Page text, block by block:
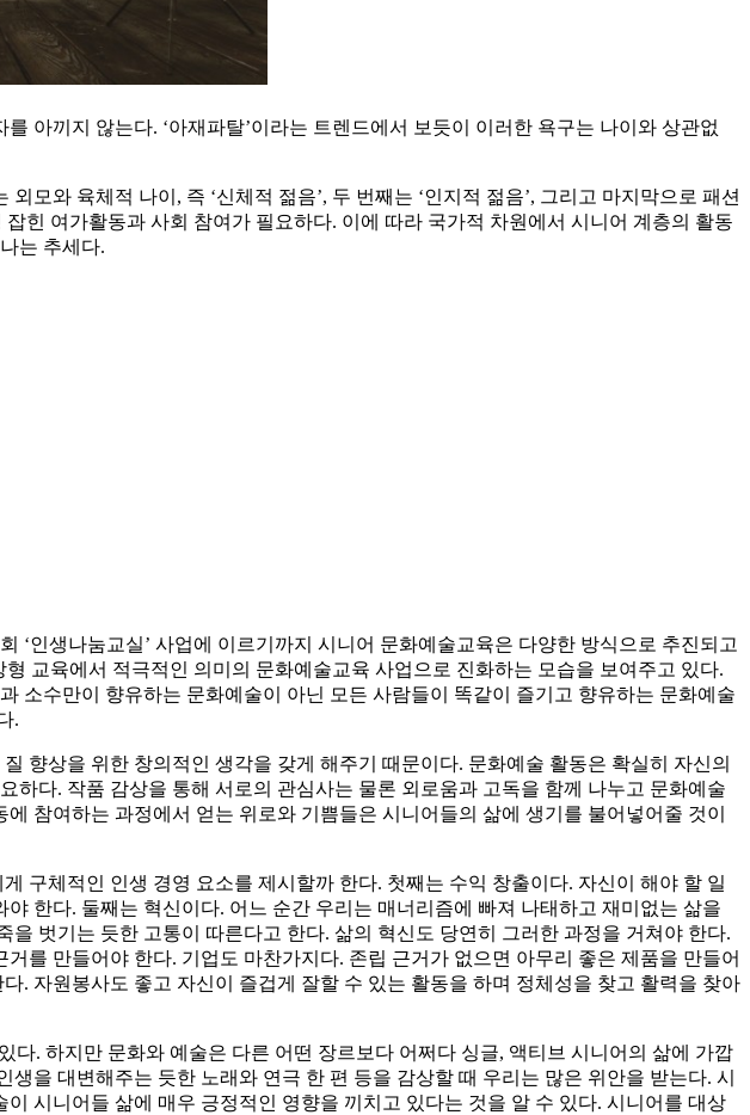
아끼지 않는다. ‘아재파탈’이라는 트렌드에서 보듯이 이러한 욕구는 나이와 상관없
모와 육체적 나이, 즉 ‘신체적 젊음’, 두 번째는 ‘인지적 젊음’, 그리고 마지막으로 패션
힌 여가활동과 사회 참여가 필요하다. 이에 따라 국가적 차원에서 시니어 계층의 활동
는 추세다.
‘인생나눔교실’ 사업에 이르기까지 시니어 문화예술교육은 다양한 방식으로 추진되고
교육에서 적극적인 의미의 문화예술교육 사업으로 진화하는 모습을 보여주고 있다.
소수만이 향유하는 문화예술이 아닌 모든 사람들이 똑같이 즐기고 향유하는 문화예술
.
향상을 위한 창의적인 생각을 갖게 해주기 때문이다. 문화예술 활동은 확실히 자신의
다. 작품 감상을 통해 서로의 관심사는 물론 외로움과 고독을 함께 나누고 문화예술
참여하는 과정에서 얻는 위로와 기쁨들은 시니어들의 삶에 생기를 불어넣어줄 것이
구체적인 인생 경영 요소를 제시할까 한다. 첫째는 수익 창출이다. 자신이 해야 할 일
한다. 둘째는 혁신이다. 어느 순간 우리는 매너리즘에 빠져 나태하고 재미없는 삶을
벗기는 듯한 고통이 따른다고 한다. 삶의 혁신도 당연히 그러한 과정을 거쳐야 한다.
를 만들어야 한다. 기업도 마찬가지다. 존립 근거가 없으면 아무리 좋은 제품을 만들어
. 자원봉사도 좋고 자신이 즐겁게 잘할 수 있는 활동을 하며 정체성을 찾고 활력을 찾아
다. 하지만 문화와 예술은 다른 어떤 장르보다 어쩌다 싱글, 액티브 시니어의 삶에 가깝
을 대변해주는 듯한 노래와 연극 한 편 등을 감상할 때 우리는 많은 위안을 받는다. 시
시니어들 삶에 매우 긍정적인 영향을 끼치고 있다는 것을 알 수 있다. 시니어를 대상